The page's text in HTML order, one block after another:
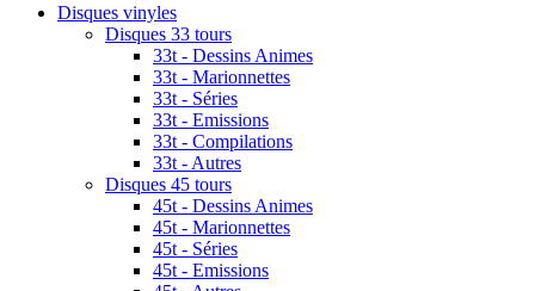
Disques vinyles
Disques 33 tours
33t - Dessins Animes
33t - Marionnettes
33t - Séries
33t - Emissions
33t - Compilations
33t - Autres
Disques 45 tours
45t - Dessins Animes
45t - Marionnettes
45t - Séries
45t - Emissions